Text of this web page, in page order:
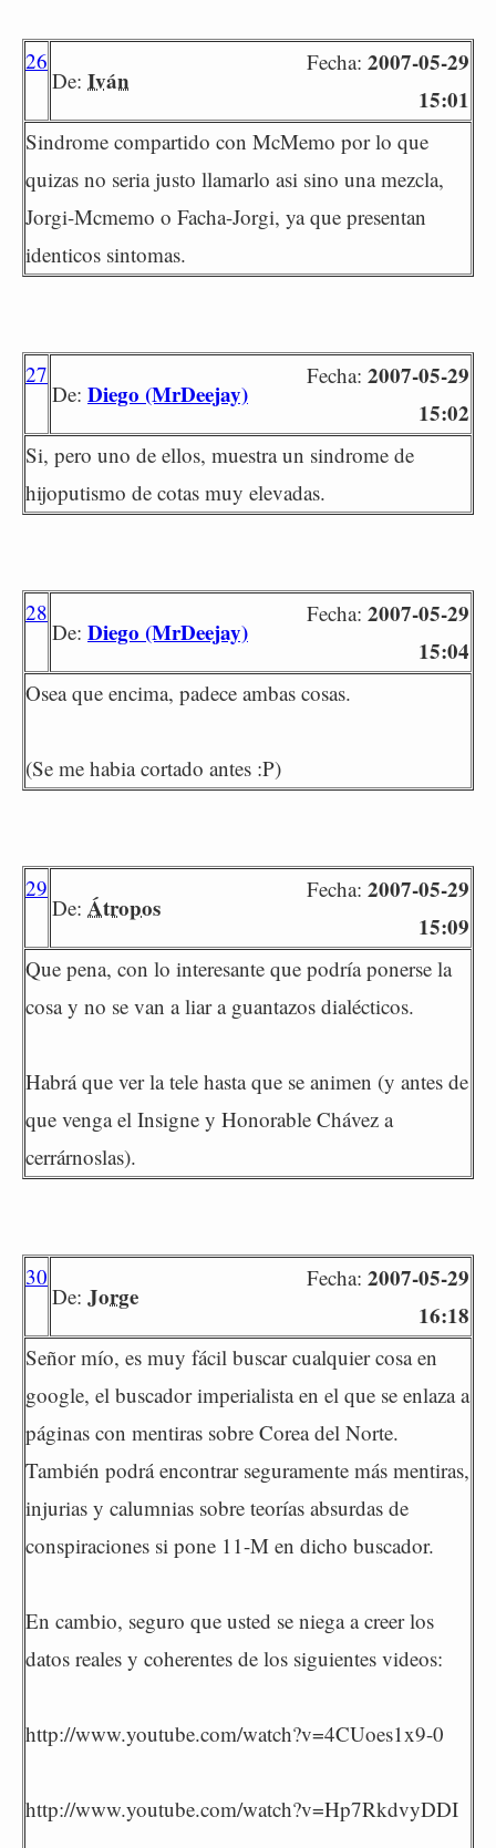
26
De: Iván
Fecha: 2007-05-29
15:01
Sindrome compartido con McMemo por lo que
quizas no seria justo llamarlo asi sino una mezcla,
Jorgi-Mcmemo o Facha-Jorgi, ya que presentan
identicos sintomas.
27
De: Diego (MrDeejay)
Fecha: 2007-05-29
15:02
Si, pero uno de ellos, muestra un sindrome de
hijoputismo de cotas muy elevadas.
28
De: Diego (MrDeejay)
Fecha: 2007-05-29
15:04
Osea que encima, padece ambas cosas.
(Se me habia cortado antes :P)
29
De: Átropos
Fecha: 2007-05-29
15:09
Que pena, con lo interesante que podría ponerse la
cosa y no se van a liar a guantazos dialécticos.
Habrá que ver la tele hasta que se animen (y antes de
que venga el Insigne y Honorable Chávez a
cerrárnoslas).
30
De: Jorge
Fecha: 2007-05-29
16:18
Señor mío, es muy fácil buscar cualquier cosa en
google, el buscador imperialista en el que se enlaza a
páginas con mentiras sobre Corea del Norte.
También podrá encontrar seguramente más mentiras,
injurias y calumnias sobre teorías absurdas de
conspiraciones si pone 11-M en dicho buscador.
En cambio, seguro que usted se niega a creer los
datos reales y coherentes de los siguientes videos:
http://www.youtube.com/watch?v=4CUoes1x9-0
http://www.youtube.com/watch?v=Hp7RkdvyDDI